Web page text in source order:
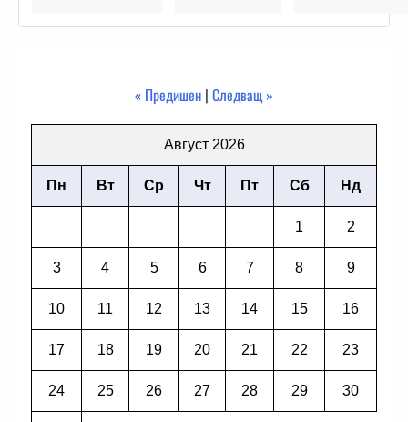
« Предишен | Следващ »
Август 2026
Пн Вт Ср Чт Пт Сб Нд
1 2
3 4 5 6 7 8 9
10 11 12 13 14 15 16
17 18 19 20 21 22 23
24 25 26 27 28 29 30